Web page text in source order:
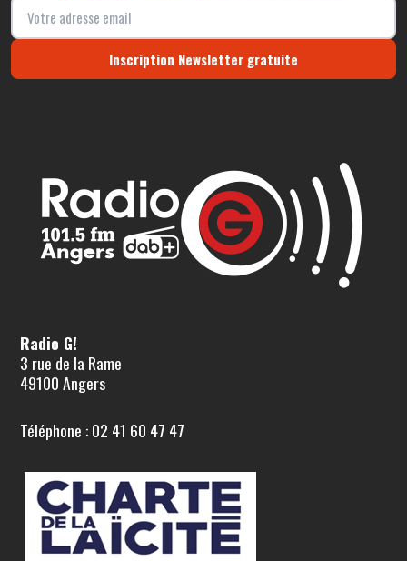
Inscription Newsletter gratuite
Radio G!
3 rue de la Rame
49100 Angers
Téléphone : 02 41 60 47 47